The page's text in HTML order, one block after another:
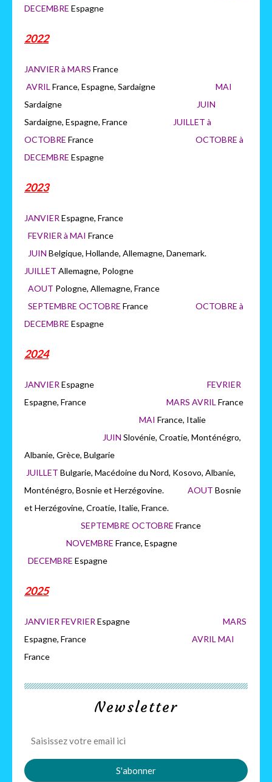
Newsletter
DECEMBRE Espagne
2022
JANVIER à MARS France
AVRIL France, Espagne, Sardaigne MAI
Sardaigne
JUIN
Sardaigne, Espagne, France
JUILLET à
OCTOBRE France OCTOBRE à
DECEMBRE Espagne
2023
JANVIER Espagne, France
FEVRIER à MAI France
JUIN Belgique, Hollande, Allemagne, Danemark.
JUILLET Allemagne, Pologne
AOUT Pologne, Allemagne, France
SEPTEMBRE OCTOBRE France OCTOBRE à
DECEMBRE Espagne
2024
JANVIER Espagne FEVRIER
Espagne, France MARS AVRIL France
MAI France, Italie
JUIN Slovénie, Croatie, Monténégro,
Albanie, Grèce, Bulgarie
JUILLET Bulgarie, Macédoine du Nord, Kosovo, Albanie,
Monténégro, Bosnie et Herzégovine. AOUT Bosnie
et Herzégovine, Croatie, Italie, France.
SEPTEMBRE OCTOBRE France
NOVEMBRE France, Espagne
DECEMBRE Espagne
2025
JANVIER FEVRIER Espagne MARS
Espagne, France AVRIL MAI
France